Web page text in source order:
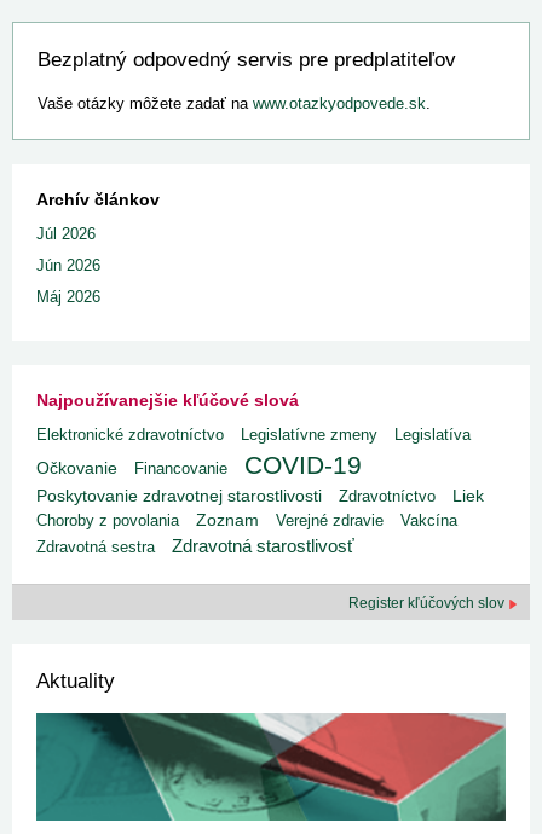
Bezplatný odpovedný servis pre predplatiteľov
Vaše otázky môžete zadať na www.otazkyodpovede.sk.
Archív článkov
Júl 2026
Jún 2026
Máj 2026
Najpoužívanejšie kľúčové slová
Elektronické zdravotníctvo Legislatívne zmeny
Legislatíva
Očkovanie
Financovanie COVID-19
Poskytovanie zdravotnej starostlivosti Zdravotníctvo Liek
Choroby z povolania Zoznam Verejné zdravie
Vakcína
Zdravotná sestra
Zdravotná starostlivosť
Register kľúčových slov
Aktuality